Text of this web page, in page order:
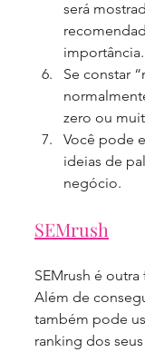
será
importância.
Se constar
zero ou
Você pode
ideias de
negócio.
SEMrush
SEMrush é
Além de
também pode
ranking dos